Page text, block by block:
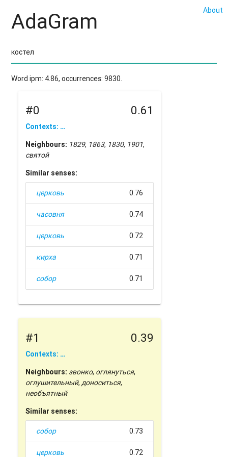
About
AdaGram
Word ipm: 4.86, occurrences: 9830.
#0 0.61
Contexts: …
Neighbours: 1829, 1863, 1830, 1901,
святой
Similar senses:
церковь 0.76
часовня 0.74
церковь 0.72
кирха 0.71
собор 0.71
#1 0.39
Contexts: …
Neighbours: звонко, оглянуться,
оглушительный,доноситься,
необъятный
Similar senses:
собор 0.73
церковь 0.72